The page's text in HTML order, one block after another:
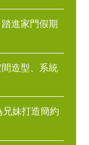
進家門假期
造型、系統
兄妹打造簡約